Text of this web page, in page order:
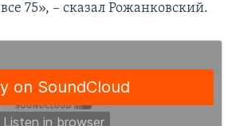
75», – сказал Рожанковский.